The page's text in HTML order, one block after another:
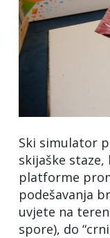
Ski simulator
skijaške
platforme
podešavanja
uvjete na
spore), do